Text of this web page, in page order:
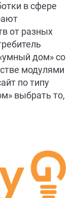
в сфере
от разных
дом» со
модулями
по типу
выбрать то,